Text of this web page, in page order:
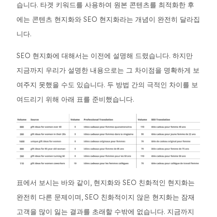
습니다. 타겟 키워드를 사용하여 원본 콘텐츠를 최적화한 후
에는 콘텐츠 현지화와 SEO 현지화라는 개념이 완전히 달라집
니다.
SEO 현지화에 대해서는 이전에 설명해 드렸습니다. 하지만
지금까지 우리가 설명한 내용으로는 그 차이점을 명확하게 보
여주지 못했을 수도 있습니다. 두 방법 간의 극적인 차이를 보
여드리기 위해 아래 표를 준비했습니다.
표에서 보시는 바와 같이, 현지화와 SEO 친화적인 현지화는
완전히 다른 문제이며, SEO 친화적이지 않은 현지화는 잠재
고객을 많이 잃는 결과를 초래할 수밖에 없습니다. 지금까지